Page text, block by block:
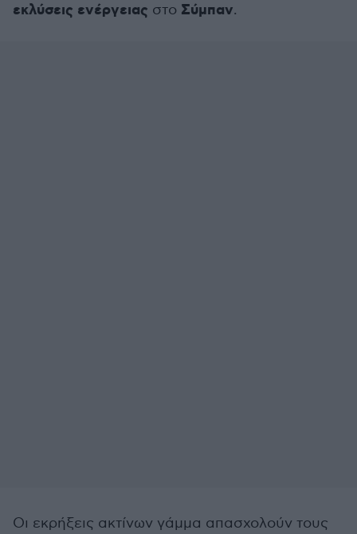
εκλύσεις ενέργειας στο Σύμπαν.
Οι εκρήξεις ακτίνων γάμμα απασχολούν τους